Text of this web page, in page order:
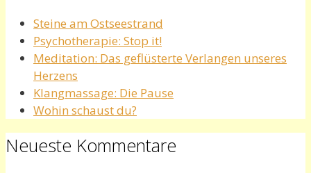
Steine am Ostseestrand
Psychotherapie: Stop it!
Meditation: Das geflüsterte Verlangen unseres
Herzens
Klangmassage: Die Pause
Wohin schaust du?
Neueste Kommentare